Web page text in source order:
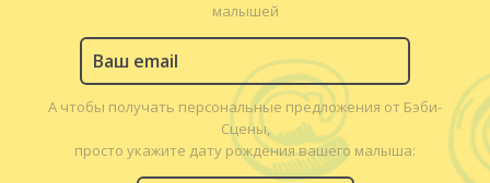
малышей
А чтобы получать персональные предложения от Бэби-
Сцены,
просто укажите дату рождения вашего малыша: